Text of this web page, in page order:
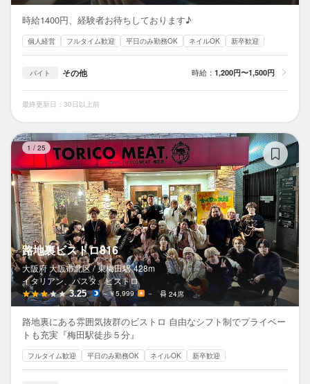
時給1400円、経験者お待ちしております♪
個人経営 フルタイム歓迎 平日のみ勤務OK ネイルOK 新卒歓迎
バイト その他 時給： 1,200円〜1,500円
最終更新日：30日以上前
1 / 25
路地裏ビストロ816
大阪府 大阪市北区 / 東梅田駅 428m
イタリアン、パスタ、ビストロ
3.25 ～￥5,999 － 24席
路地裏にある雰囲気抜群のビストロ 自由なシフト制でプライベー
トも充実『梅田駅徒歩５分』
フルタイム歓迎 平日のみ勤務OK ネイルOK 新卒歓迎